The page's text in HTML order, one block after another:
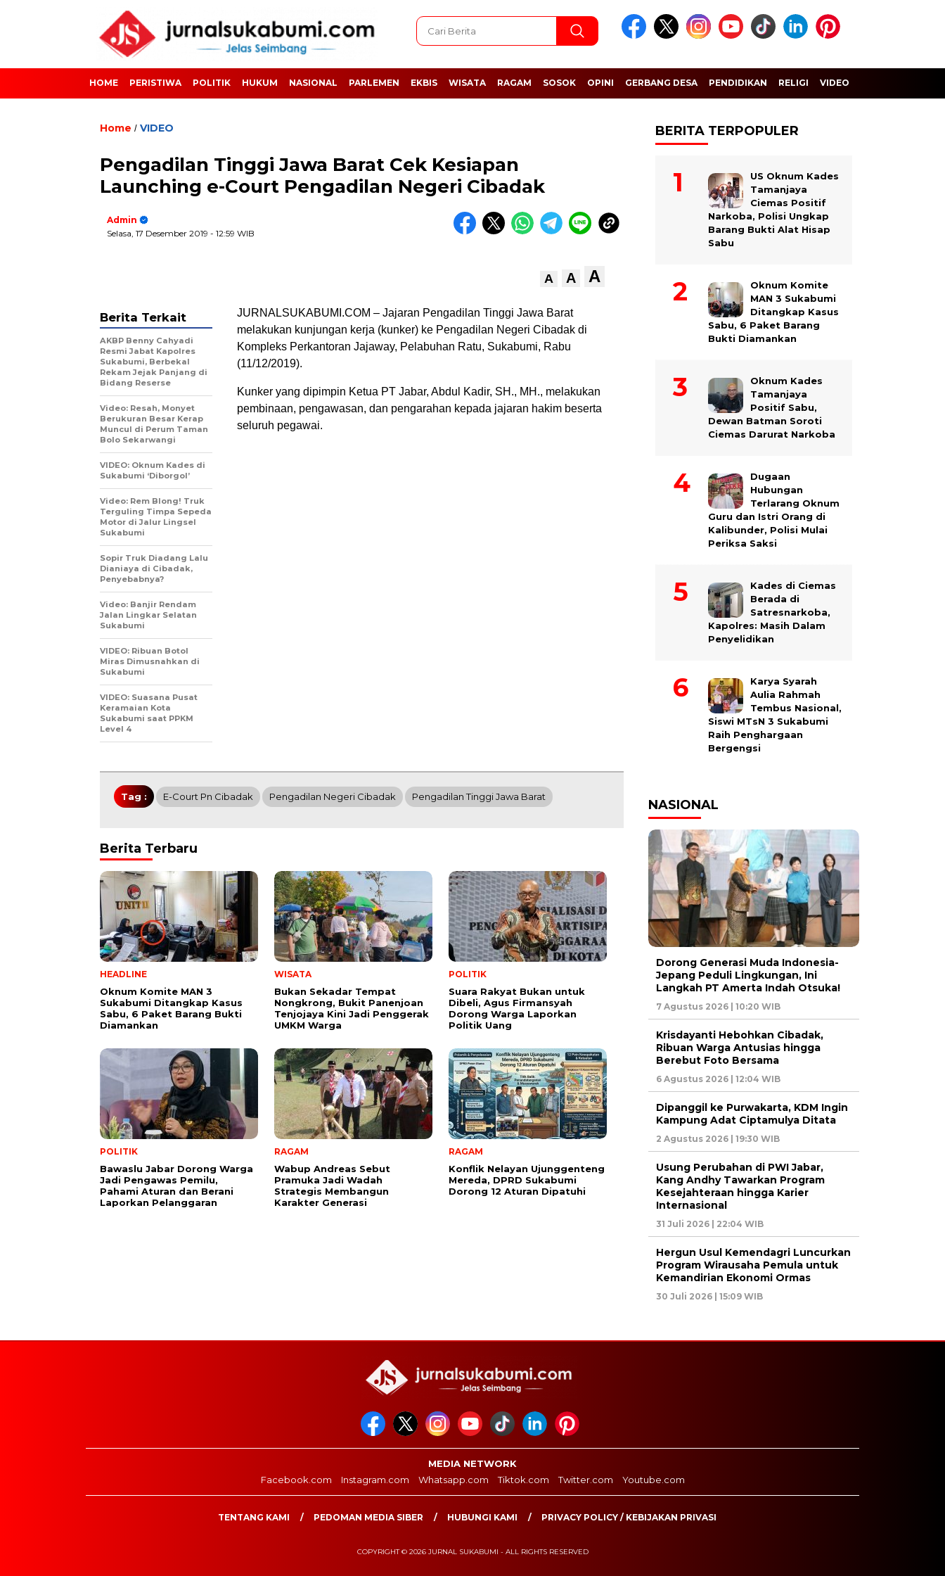
HOME PERISTIWA POLITIK HUKUM NASIONAL PARLEMEN EKBIS WISATA RAGAM SOSOK OPINI GERBANG DESA PENDIDIKAN RELIGI VIDEO
Home / VIDEO
Pengadilan Tinggi Jawa Barat Cek Kesiapan
Launching e-Court Pengadilan Negeri Cibadak
Admin
Selasa, 17 Desember 2019 - 12:59 WIB
A A A
JURNALSUKABUMI.COM – Jajaran Pengadilan Tinggi Jawa Barat
melakukan kunjungan kerja (kunker) ke Pengadilan Negeri Cibadak di
Kompleks Perkantoran Jajaway, Pelabuhan Ratu, Sukabumi, Rabu
(11/12/2019).
Kunker yang dipimpin Ketua PT Jabar, Abdul Kadir, SH., MH., melakukan
pembinaan, pengawasan, dan pengarahan kepada jajaran hakim beserta
seluruh pegawai.
Berita Terkait
AKBP Benny Cahyadi
Resmi Jabat Kapolres
Sukabumi, Berbekal
Rekam Jejak Panjang di
Bidang Reserse
Video: Resah, Monyet
Berukuran Besar Kerap
Muncul di Perum Taman
Bolo Sekarwangi
VIDEO: Oknum Kades di
Sukabumi ‘Diborgol’
Video: Rem Blong! Truk
Terguling Timpa Sepeda
Motor di Jalur Lingsel
Sukabumi
Sopir Truk Diadang Lalu
Dianiaya di Cibadak,
Penyebabnya?
Video: Banjir Rendam
Jalan Lingkar Selatan
Sukabumi
VIDEO: Ribuan Botol
Miras Dimusnahkan di
Sukabumi
VIDEO: Suasana Pusat
Keramaian Kota
Sukabumi saat PPKM
Level 4
Tag : E-Court Pn Cibadak Pengadilan Negeri Cibadak Pengadilan Tinggi Jawa Barat
Berita Terbaru
HEADLINE
Oknum Komite MAN 3
Sukabumi Ditangkap Kasus
Sabu, 6 Paket Barang Bukti
Diamankan
WISATA
Bukan Sekadar Tempat
Nongkrong, Bukit Panenjoan
Tenjojaya Kini Jadi Penggerak
UMKM Warga
POLITIK
Suara Rakyat Bukan untuk
Dibeli, Agus Firmansyah
Dorong Warga Laporkan
Politik Uang
POLITIK
Bawaslu Jabar Dorong Warga
Jadi Pengawas Pemilu,
Pahami Aturan dan Berani
Laporkan Pelanggaran
RAGAM
Wabup Andreas Sebut
Pramuka Jadi Wadah
Strategis Membangun
Karakter Generasi ‎
RAGAM
Konflik Nelayan Ujunggenteng
Mereda, DPRD Sukabumi
Dorong 12 Aturan Dipatuhi
BERITA TERPOPULER
US Oknum Kades
Tamanjaya
Ciemas Positif
Narkoba, Polisi Ungkap
Barang Bukti Alat Hisap
Sabu
Oknum Komite
MAN 3 Sukabumi
Ditangkap Kasus
Sabu, 6 Paket Barang
Bukti Diamankan
Oknum Kades
Tamanjaya
Positif Sabu,
Dewan Batman Soroti
Ciemas Darurat Narkoba
Dugaan
Hubungan
Terlarang Oknum
Guru dan Istri Orang di
Kalibunder, Polisi Mulai
Periksa Saksi
Kades di Ciemas
Berada di
Satresnarkoba,
Kapolres: Masih Dalam
Penyelidikan
Karya Syarah
Aulia Rahmah
Tembus Nasional,
Siswi MTsN 3 Sukabumi
Raih Penghargaan
Bergengsi
NASIONAL
Dorong Generasi Muda Indonesia-
Jepang Peduli Lingkungan, Ini
Langkah PT Amerta Indah Otsuka!
7 Agustus 2026 | 10:20 WIB
Krisdayanti Hebohkan Cibadak,
Ribuan Warga Antusias hingga
Berebut Foto Bersama
6 Agustus 2026 | 12:04 WIB
Dipanggil ke Purwakarta, KDM Ingin
Kampung Adat Ciptamulya Ditata
2 Agustus 2026 | 19:30 WIB
Usung Perubahan di PWI Jabar,
Kang Andhy Tawarkan Program
Kesejahteraan hingga Karier
Internasional
31 Juli 2026 | 22:04 WIB
Hergun Usul Kemendagri Luncurkan
Program Wirausaha Pemula untuk
Kemandirian Ekonomi Ormas
30 Juli 2026 | 15:09 WIB
MEDIA NETWORK
Facebook.com
Instagram.com Whatsapp.com Tiktok.com Twitter.com Youtube.com
TENTANG KAMI PEDOMAN MEDIA SIBER HUBUNGI KAMI PRIVACY POLICY / KEBIJAKAN PRIVASI
COPYRIGHT © 2026 JURNAL SUKABUMI - ALL RIGHTS RESERVED